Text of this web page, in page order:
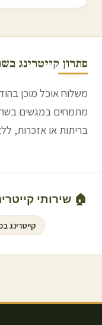
פתרון קייטרינג
משלוח אוכל מוכן
מתמחים במגשים
בריתות או אזכרות,
🏠 שירותי
קייטרינג ב